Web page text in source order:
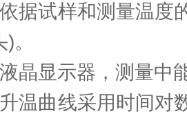
试样和测量温度
。
显示器，测量中
曲线采用时间对